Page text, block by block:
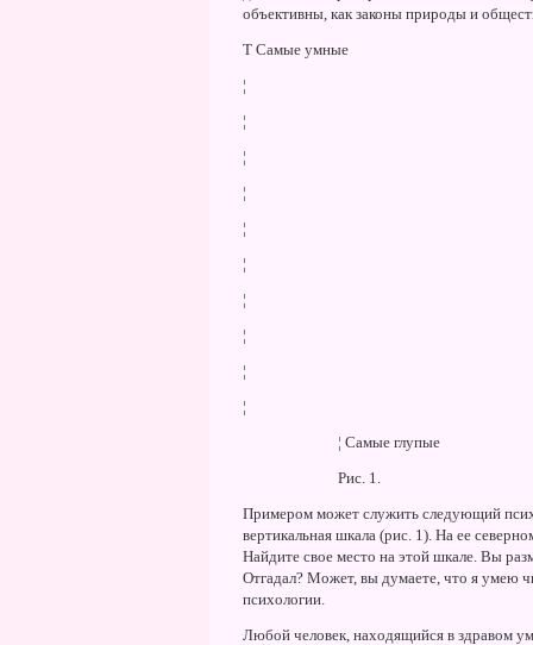
объективны, как законы природы и
T Самые умные
¦
¦
¦
¦
¦
¦
¦
¦
¦
¦
¦ Самые глупые
Рис. 1.
Примером может служить следующий
вертикальная шкала (рис. 1). Hа ее
Hайдите свое место на этой шкале. Вы
Отгадал? Может, вы думаете, что я умею
психологии.
Любой человек, находящийся в здравом